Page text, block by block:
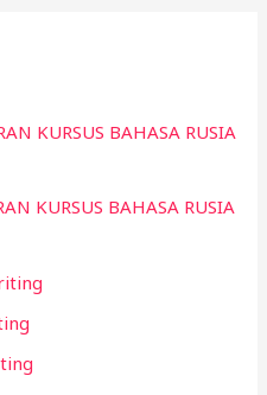
KURSUS BAHASA RUSIA
KURSUS BAHASA RUSIA